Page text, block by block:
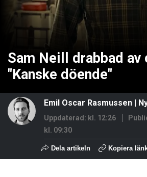
Sam Neill drabbad av
"Kanske döende"
Emil Oscar Rasmussen |
Uppdaterad: kl. 12:26
kl. 09:30
Dela artikeln Kopiera